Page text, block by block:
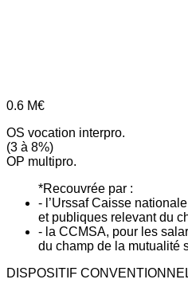
0.6 M€
OS vocation interpro.
(3 à 8%)
OP multipro.
*Recouvrée par :
- l’Urssaf Caisse
et publiques relevant du
- la CCMSA, pour les
du champ de la mutualité
DISPOSITIF